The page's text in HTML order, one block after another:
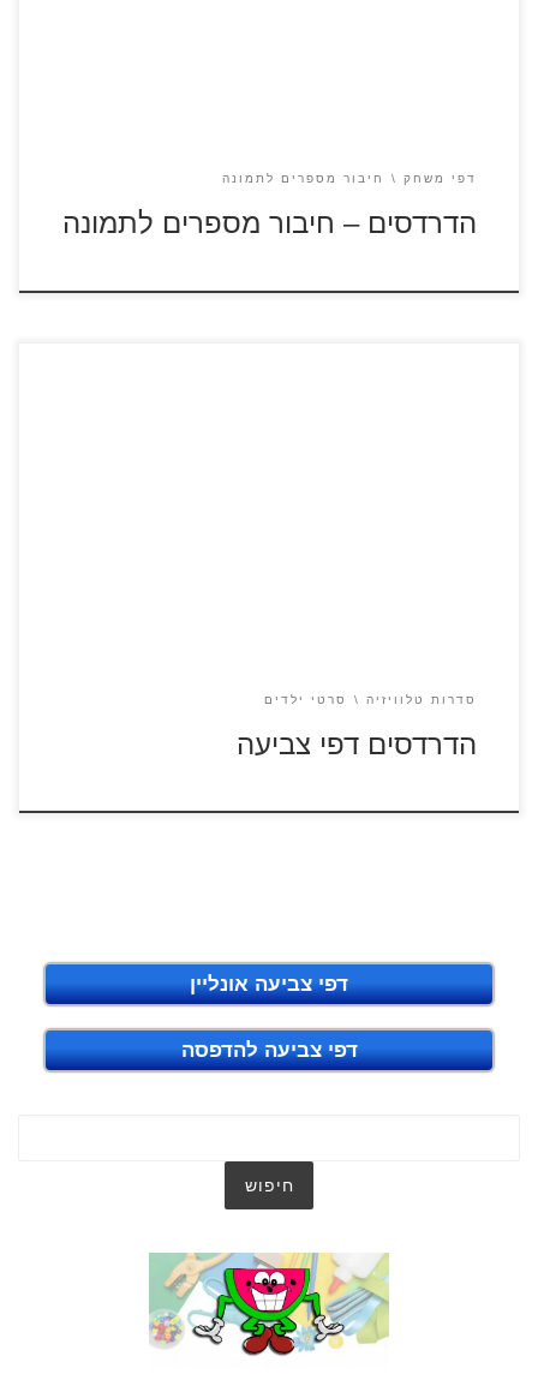
דפי משחק חיבור מספרים לתמונה
הדרדסים – חיבור מספרים לתמונה
סדרות טלוויזיה סרטי ילדים
הדרדסים דפי צביעה
דפי צביעה אונליין
דפי צביעה להדפסה